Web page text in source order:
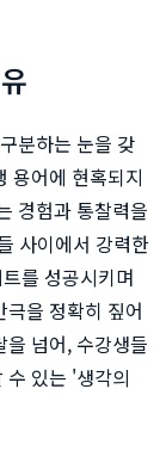
분하는 눈을 갖
용어에 현혹되지
경험과 통찰력을
사이에서 강력한
를 성공시키며
을 정확히 짚어
넘어, 수강생들
수 있는 '생각의